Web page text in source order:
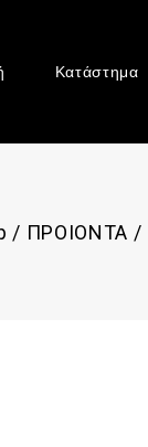
Κατάστημα
/ ΠΡΟΙΟΝΤΑ /